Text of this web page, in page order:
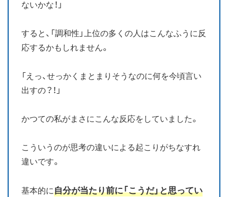
ないかな！」
すると、「調和性」上位の多くの人はこんなふうに反
応するかもしれません。
「えっ、せっかくまとまりそうなのに何を今頃言い
出すの？！」
かつての私がまさにこんな反応をしていました。
こういうのが思考の違いによる起こりがちなすれ
違いです。
基本的に自分が当たり前に「こうだ」と思ってい